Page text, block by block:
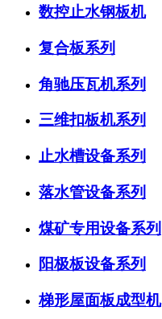
数控止水钢板机
复合板系列
角驰压瓦机系列
三维扣板机系列
止水槽设备系列
落水管设备系列
煤矿专用设备系列
阳极板设备系列
梯形屋面板成型机